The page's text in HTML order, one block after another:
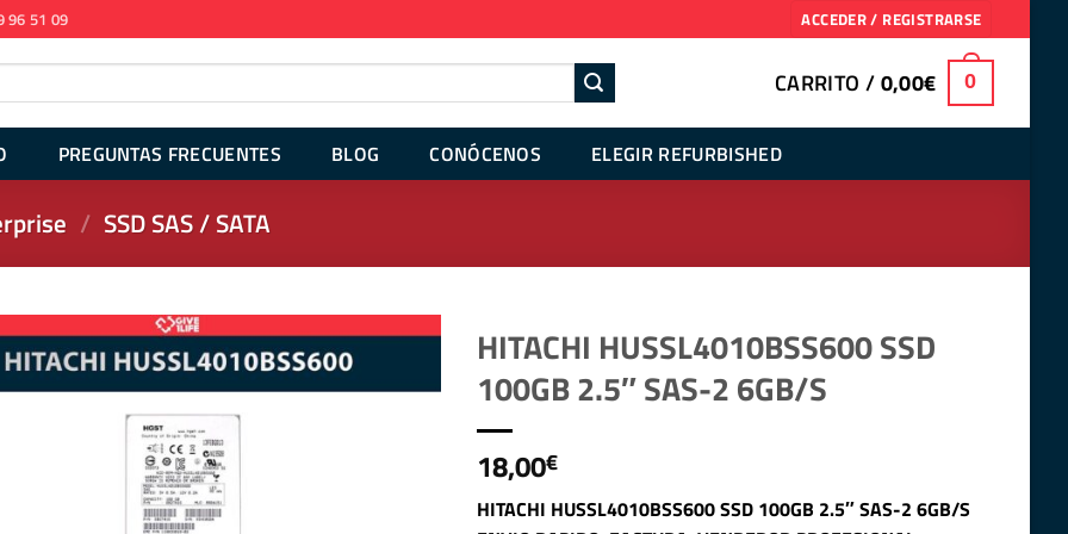
96 51 09 ACCEDER / REGISTRARSE
CARRITO /0,00€ 0
PREGUNTAS FRECUENTES BLOG CONÓCENOS ELEGIR REFURBISHED
/ SSD SAS / SATA
HITACHI HUSSL4010BSS600 SSD
100GB 2.5″ SAS-2 6GB/S
18,00€
HITACHI HUSSL4010BSS600 SSD 100GB 2.5″ SAS-2 6GB/S